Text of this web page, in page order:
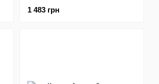
1 483 грн